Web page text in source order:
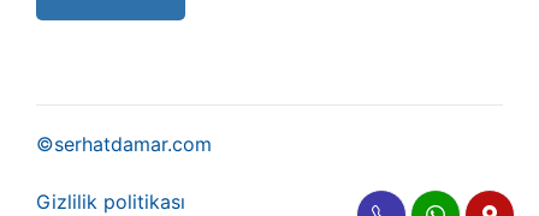
©serhatdamar.com
Gizlilik politikası